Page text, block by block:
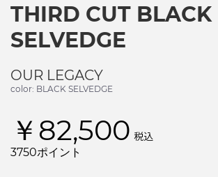
THIRD CUT BLACK
SELVEDGE
OUR LEGACY
color: BLACK SELVEDGE
￥82,500 税込
3750ポイント